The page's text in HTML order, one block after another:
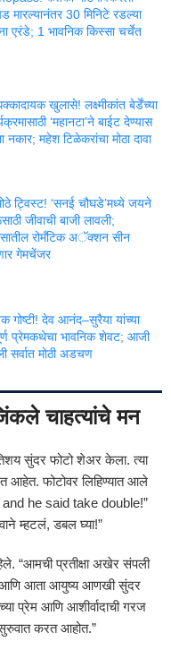
मारल्यानंतर 30 मिनिटे रडल्या
एरंडे; 1 भावनिक किस्सा चर्चेत
खुलासे! लक्ष्मीकांत बेर्डेंच्या
‘महानटा’ने बाईट देण्यास
नकार; महेश टिळेकरांचा मोठा दावा
ट्विस्ट! ‘सनई चौघडे’मध्ये जयने
जीवाची बाजी लावली;
रोमँटिक अॅक्शन सीन
गेमचेंजर
गोष्टी! देव आनंद–सुरैया यांच्या
प्रेमकथेचा भावनिक शेवट; आजी
सर्वात मोठी अडचण
चाहत्यांचे मन
सुंदर फोटो शेअर केला. त्या
आहेत. फोटोवर लिहिण्यात आले
he said take double!”
म्हटलं, डबल घ्या!”
“आमची प्रतीक्षा अखेर संपली
आता आयुष्य आणखी सुंदर
प्रेम आणि आशीर्वादाची गरज
सुरुवात करत आहोत.”